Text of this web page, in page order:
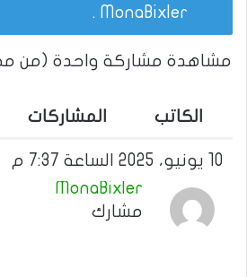
MonaBixler
.
مشاهدة مشاركة واحدة (من
الكاتب المشاركات
10 يونيو، 2025 الساعة 7:37 م
MonaBixler
مشارك